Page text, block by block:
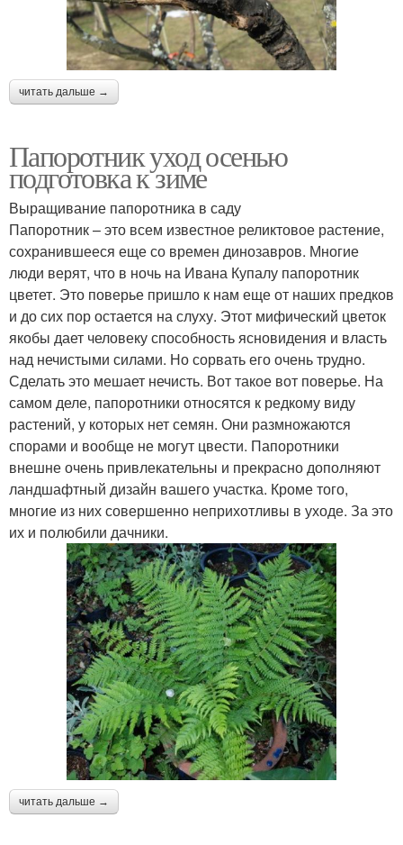
читать дальше →
Папоротник уход осенью
подготовка к зиме
Выращивание папоротника в саду
Папоротник – это всем известное реликтовое растение,
сохранившееся еще со времен динозавров. Многие
люди верят, что в ночь на Ивана Купалу папоротник
цветет. Это поверье пришло к нам еще от наших предков
и до сих пор остается на слуху. Этот мифический цветок
якобы дает человеку способность ясновидения и власть
над нечистыми силами. Но сорвать его очень трудно.
Сделать это мешает нечисть. Вот такое вот поверье. На
самом деле, папоротники относятся к редкому виду
растений, у которых нет семян. Они размножаются
спорами и вообще не могут цвести. Папоротники
внешне очень привлекательны и прекрасно дополняют
ландшафтный дизайн вашего участка. Кроме того,
многие из них совершенно неприхотливы в уходе. За это
их и полюбили дачники.
читать дальше →